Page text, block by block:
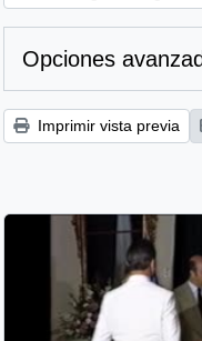
Opciones
Imprimir vista previa